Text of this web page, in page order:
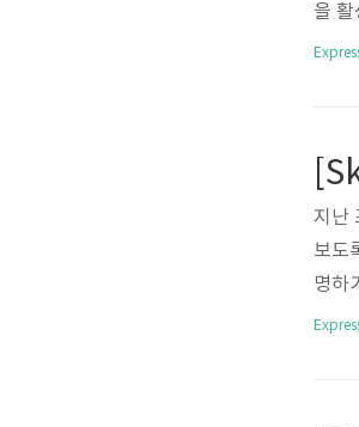
을
te
는
지난
보도
명하
상단